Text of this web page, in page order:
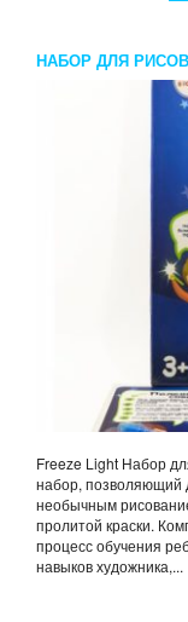
НАБОР ДЛЯ
Freeze Light Набор
набор, позволяющий
необычным
пролитой краски.
процесс обучения
навыков художника,...